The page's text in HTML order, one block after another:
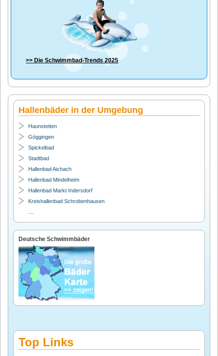
>> DieSchwimmbad-Trends 2025
Hallenbäder in der Umgebung
Haunstetten
Göggingen
Spickelbad
Stadtbad
Hallenbad Aichach
Hallenbad Mindelheim
Hallenbad Markt Indersdorf
Kreishallenbad Schrobenhausen
Deutsche Schwimmbäder
Top Links